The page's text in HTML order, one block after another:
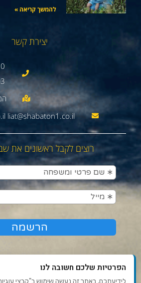
להמשך קריאה »
יצירת קשר
liat@shabaton1.co.il
רוצים לקבל ראשונים את
הפרטיות שלכם חשובה לנו